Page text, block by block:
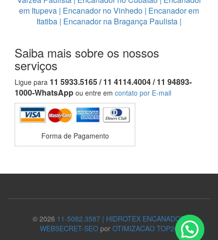
em Itupeva | Encanador no Vinhedo | Encanador em
Itatiba | Encanador na Bragança Paulista |
Saiba mais sobre os nossos
serviços
Ligue para 11 5933.5165 / 11 4114.4004 / 11 94893-
1000-WhatsApp ou entre em contato por E-mail
Forma de Pagamento
© 2026 11-5082.3587 | HIDROTEX ENCANADOR
WEBSECRET-SEO por OTIMIZACAO TOP20